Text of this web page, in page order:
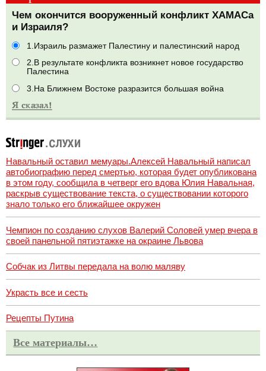
Чем окончится вооруженный конфликт ХАМАСа
и Израиля?
1.Израиль размажет Палестину и палестинский народ
2.В результате конфликта возникнет новое государство
Палестина
3.На Ближнем Востоке разразится большая война
Навальный оставил мемуары.Алексей Навальный написал
автобиографию перед смертью, которая будет опубликована
в этом году, сообщила в четверг его вдова Юлия Навальная,
раскрыв существование текста, о существовании которого
знало только его ближайшее окружен
Чемпион по созданию слухов Валерий Соловей умер вчера в
своей панельной пятиэтажке на окраине Львова
Собчак из Литвы передала на волю маляву
Украсть все и сесть
Рецепты Путина
Все материалы…